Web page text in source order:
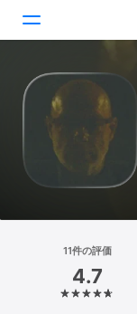
Today
ゲーム
アプリ
検索
プラットフォーム
iPhone
11件の評価
4.7